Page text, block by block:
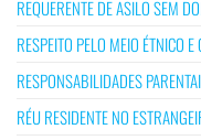
REQUERENTE DE ASILO SEM
RESPEITO PELO MEIO ÉTNICO
RESPONSABILIDADES
RÉU RESIDENTE NO